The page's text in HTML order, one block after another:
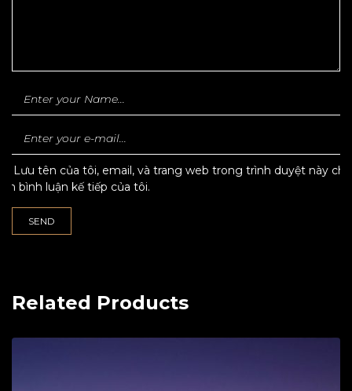
Lưu tên của tôi, email, và trang web trong trình duyệt này cho
lần bình luận kế tiếp của tôi.
Related Products